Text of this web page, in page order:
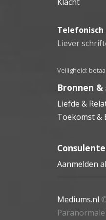
Telefonisch
Liever
Veiligheid:
Bronnen
Liefde &
Toekomst &
Aanmelden
Mediums.nl